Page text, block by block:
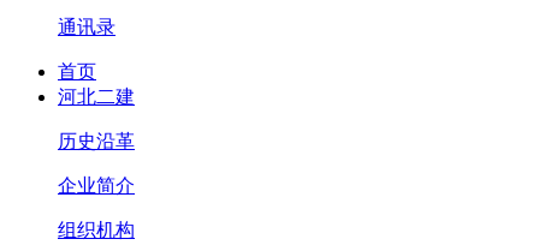
通讯录
首页
河北二建
历史沿革
企业简介
组织机构